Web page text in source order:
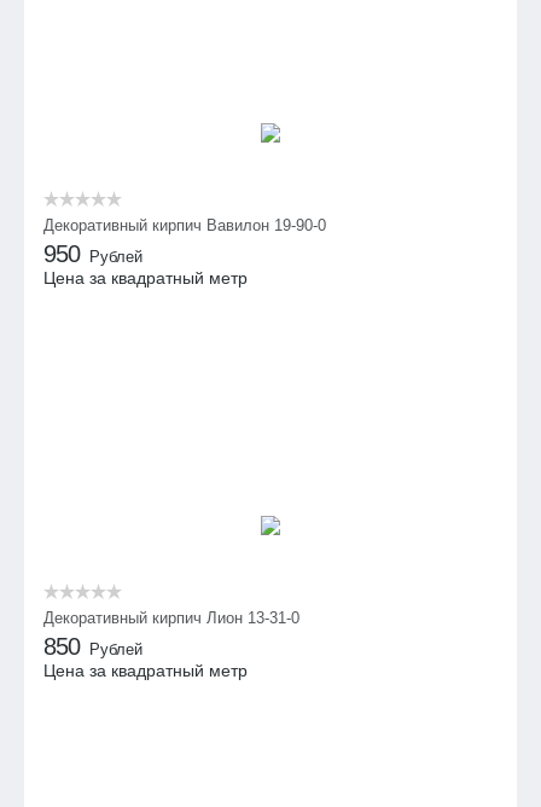
Декоративный кирпич Вавилон 19-90-0
950 Рублей
Цена за квадратный метр
Декоративный кирпич Лион 13-31-0
850 Рублей
Цена за квадратный метр